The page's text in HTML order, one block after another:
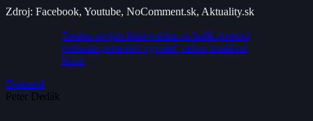
Zdroj: Facebook, Youtube, NoComment.sk, Aktuality.sk
Taraba svojim hlasovaním za balík pomoci
rodinám pomohol vyvolať vážnu koaličnú
krízu
Featured
Peter Dedák